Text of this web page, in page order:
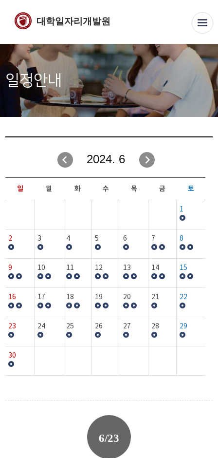
대학일자리개발원
일정안내
2024. 6
일 월 화 수 목 금 토
1
2 3 4 5 6 7 8
9 10 11 12 13 14 15
16 17 18 19 20 21 22
23 24 25 26 27 28 29
30
6/23